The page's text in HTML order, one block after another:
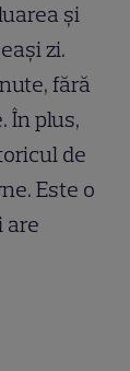
și
zi.
fără
În plus,
de
Este o
are